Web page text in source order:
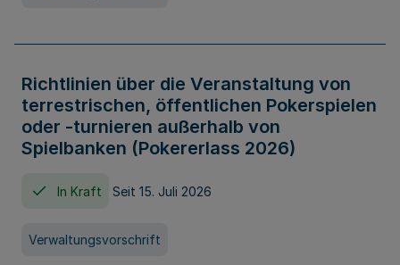
Richtlinien über die Veranstaltung von
terrestrischen, öffentlichen Pokerspielen
oder -turnieren außerhalb von
Spielbanken (Pokererlass 2026)
In Kraft Seit 15. Juli 2026
Verwaltungsvorschrift